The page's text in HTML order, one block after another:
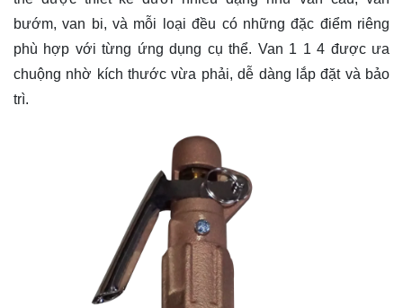
bướm, van bi, và mỗi loại đều có những đặc điểm riêng
phù hợp với từng ứng dụng cụ thể. Van 1 1 4 được ưa
chuộng nhờ kích thước vừa phải, dễ dàng lắp đặt và bảo
trì.